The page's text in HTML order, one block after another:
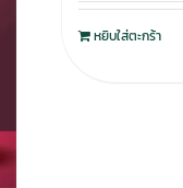
หยิบใส่ตะกร้า